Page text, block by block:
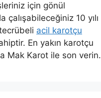
için gönül
çalışabileceğiniz 10 yılı
acil karotçu
En yakın karotçu
Mak Karot ile son verin.